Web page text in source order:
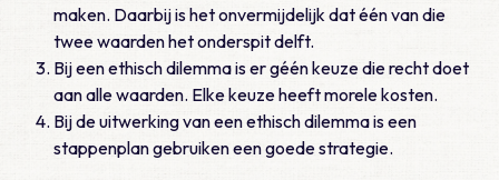
maken. Daarbij is het onvermijdelijk dat één van die
twee waarden het onderspit delft.
Bij een ethisch dilemma is er géén keuze die recht doet
aan alle waarden. Elke keuze heeft morele kosten.
Bij de uitwerking van een ethisch dilemma is een
stappenplan gebruiken een goede strategie.